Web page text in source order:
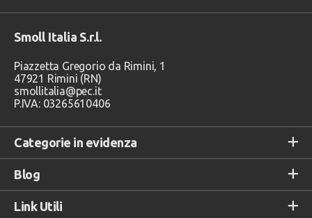
Categorie in evidenza
Blog
Link Utili
Smoll Italia S.r.l.
Piazzetta Gregorio da Rimini, 1
47921 Rimini (RN)
smollitalia@pec.it
P.IVA: 03265610406